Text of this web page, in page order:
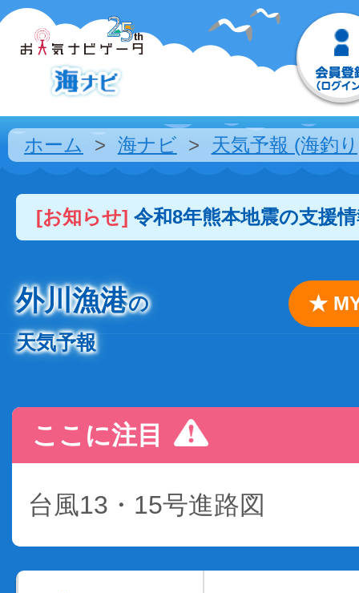
ホーム 海ナビ 天気予報 (海釣
[お知らせ] 令和8年熊本地震の支援
外川漁港の
天気予報
★
ここに注目
台風13・15号進路図